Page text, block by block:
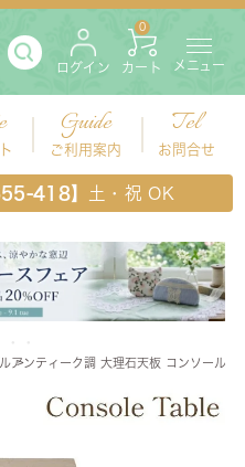
ログイン カート
0
メニュー
Guide
ご利用案内
Tel
お問合せ
418】 土・祝 OK
アンティーク調 大理石天板 コンソール